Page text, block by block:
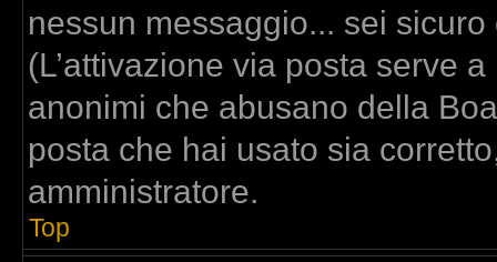
nessun messaggio... sei
(L’attivazione via posta serve
anonimi che abusano della
posta che hai usato sia
amministratore.
Top